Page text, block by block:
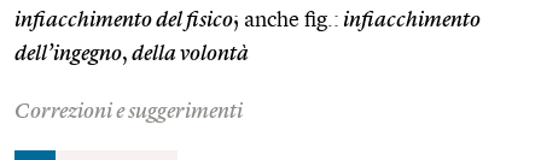
infiacchimento del fisico; anche fig.: infiacchimento
dell’ingegno, della volontà
Correzioni e suggerimenti